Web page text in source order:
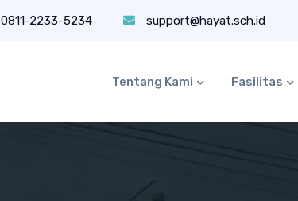
0811-2233-5234 support@hayat.sch.id
Tentang Kami Fasilitas